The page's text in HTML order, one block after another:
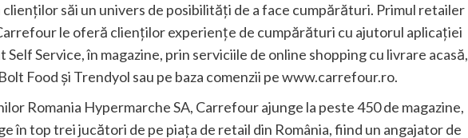
săi un univers de posibilități de a face cumpărături. Primul retailer
le oferă clienților experiențe de cumpărături cu ajutorul aplicației
Self Service, în magazine, prin serviciile de online shopping cu livrare acasă,
Food și Trendyol sau pe baza comenzii pe www.carrefour.ro.
Romania Hypermarche SA, Carrefour ajunge la peste 450 de magazine,
în top trei jucători de pe piața de retail din România, fiind un angajator de